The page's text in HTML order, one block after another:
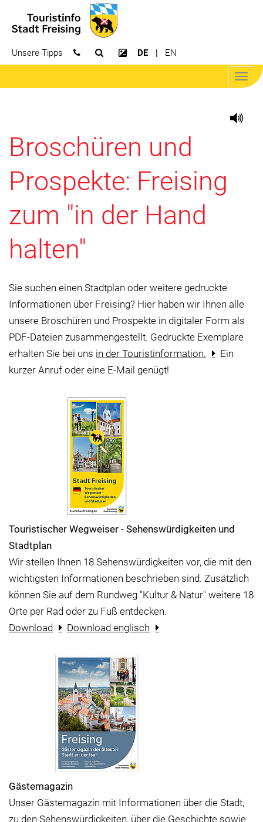
Unsere Tipps
Suchfeld öffnen
Kontrast erhöhen
DE EN
Broschüren und
Prospekte: Freising
zum "in der Hand
halten"
Sie suchen einen Stadtplan oder weitere gedruckte
Informationen über Freising? Hier haben wir Ihnen alle
unsere Broschüren und Prospekte in digitaler Form als
PDF-Dateien zusammengestellt. Gedruckte Exemplare
erhalten Sie bei uns in der Touristinformation.
Ein
kurzer Anruf oder eine E-Mail genügt!
Touristischer Wegweiser - Sehenswürdigkeiten und
Stadtplan
Wir stellen Ihnen 18 Sehenswürdigkeiten vor, die mit den
wichtigsten Informationen beschrieben sind. Zusätzlich
können Sie auf dem Rundweg "Kultur & Natur" weitere 18
Orte per Rad oder zu Fuß entdecken.
Download
Download englisch
Gästemagazin
Unser Gästemagazin mit Informationen über die Stadt,
zu den Sehenswürdigkeiten, über die Geschichte sowie